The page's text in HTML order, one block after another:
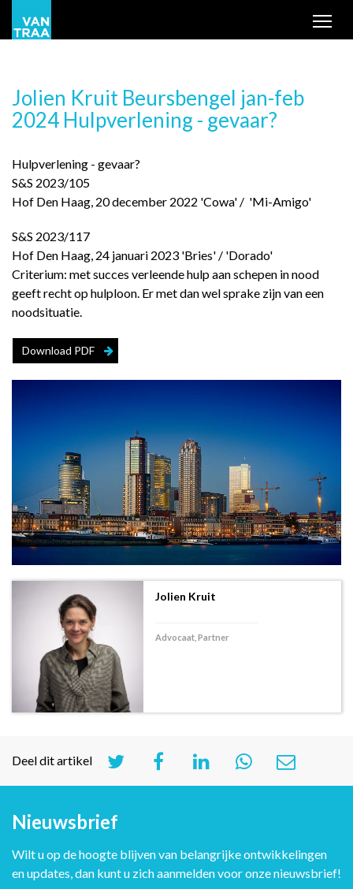
Jolien Kruit Beursbengel jan-feb
2024 Hulpverlening - gevaar?
Hulpverlening - gevaar?
S&S 2023/105
Hof Den Haag, 20 december 2022 'Cowa' / 'Mi-Amigo'
S&S 2023/117
Hof Den Haag, 24 januari 2023 'Bries' / 'Dorado'
Criterium: met succes verleende hulp aan schepen in nood
geeft recht op hulploon. Er met dan wel sprake zijn van een
noodsituatie.
Download PDF
Jolien Kruit
Advocaat, Partner
Deel dit artikel
Nieuwsbrief
Wilt u op de hoogte blijven van belangrijke ontwikkelingen
en updates, dan kunt u zich aanmelden voor onze nieuwsbrief!